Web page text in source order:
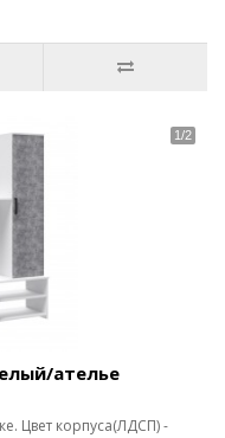
ателье
Цвет корпуса(ЛДСП) -